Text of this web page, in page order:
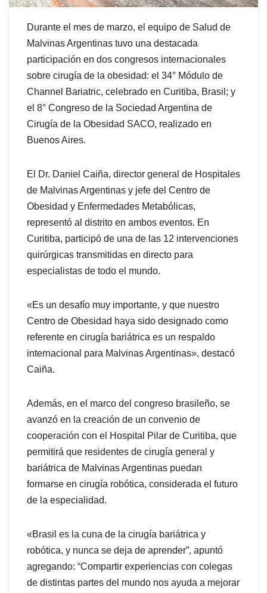
Durante el mes de marzo, el equipo de Salud de
Malvinas Argentinas tuvo una destacada
participación en dos congresos internacionales
sobre cirugía de la obesidad: el 34° Módulo de
Channel Bariatric, celebrado en Curitiba, Brasil; y
el 8° Congreso de la Sociedad Argentina de
Cirugía de la Obesidad SACO, realizado en
Buenos Aires.
El Dr. Daniel Caiña, director general de Hospitales
de Malvinas Argentinas y jefe del Centro de
Obesidad y Enfermedades Metabólicas,
representó al distrito en ambos eventos. En
Curitiba, participó de una de las 12 intervenciones
quirúrgicas transmitidas en directo para
especialistas de todo el mundo.
«Es un desafío muy importante, y que nuestro
Centro de Obesidad haya sido designado como
referente en cirugía bariátrica es un respaldo
internacional para Malvinas Argentinas», destacó
Caiña.
Además, en el marco del congreso brasileño, se
avanzó en la creación de un convenio de
cooperación con el Hospital Pilar de Curitiba, que
permitirá que residentes de cirugía general y
bariátrica de Malvinas Argentinas puedan
formarse en cirugía robótica, considerada el futuro
de la especialidad.
«Brasil es la cuna de la cirugía bariátrica y
robótica, y nunca se deja de aprender”, apuntó
agregando: “Compartir experiencias con colegas
de distintas partes del mundo nos ayuda a mejorar